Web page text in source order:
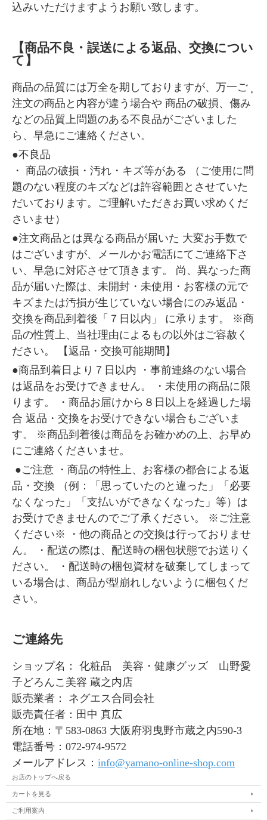
込みいただけますようお願い致します。
【商品不良・誤送による返品、交換につい
て】
商品の品質には万全を期しておりますが、万一ご
注文の商品と内容が違う場合や 商品の破損、傷み
などの品質上問題のある不良品がございました
ら、早急にご連絡ください。
●不良品
・ 商品の破損・汚れ・キズ等がある （ご使用に問
題のない程度のキズなどは許容範囲とさせていた
だいております。ご理解いただきお買い求めくだ
さいませ）
●注文商品とは異なる商品が届いた 大変お手数で
はございますが、メールかお電話にてご連絡下さ
い、早急に対応させて頂きます。 尚、異なった商
品が届いた際は、未開封・未使用・お客様の元で
キズまたは汚損が生じていない場合にのみ返品・
交換を商品到着後「７日以内」 に承ります。 ※商
品の性質上、当社理由によるもの以外はご容赦く
ださい。 【返品・交換可能期間】
●商品到着日より７日以内 ・事前連絡のない場合
は返品をお受けできません。 ・未使用の商品に限
ります。 ・商品お届けから８日以上を経過した場
合 返品・交換をお受けできない場合もございま
す。 ※商品到着後は商品をお確かめの上、お早め
にご連絡くださいませ。
●ご注意 ・商品の特性上、お客様の都合による返
品・交換 （例：「思っていたのと違った」「必要
なくなった」「支払いができなくなった」等）は
お受けできませんのでご了承ください。 ※ご注意
ください※ ・他の商品との交換は行っておりませ
ん。 ・配送の際は、配送時の梱包状態でお送りく
ださい。 ・配送時の梱包資材を破棄してしまって
いる場合は、商品が型崩れしないように梱包くだ
さい。
ご連絡先
ショップ名： 化粧品 美容・健康グッズ 山野愛
子どろんこ美容 蔵之内店
販売業者： ネグエス合同会社
販売責任者：田中 真広
所在地：〒583-0863 大阪府羽曳野市蔵之内590-3
電話番号：072-974-9572
メールアドレス： info@yamano-online-shop.com
お店のトップへ戻る
カートを見る
ご利用案内